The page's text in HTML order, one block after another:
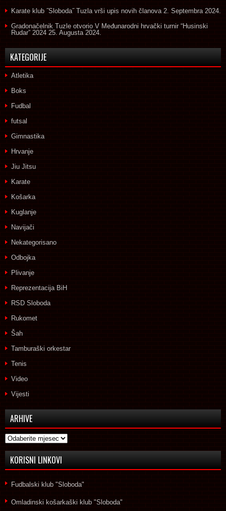
Karate klub ˝Sloboda˝ Tuzla vrši upis novih članova 2. Septembra 2024.
Gradonačelnik Tuzle otvorio V Međunarodni hrvački turnir “Husinski
Rudar” 2024 25. Augusta 2024.
KATEGORIJE
Atletika
Boks
Fudbal
futsal
Gimnastika
Hrvanje
Jiu Jitsu
Karate
Košarka
Kuglanje
Navijači
Nekategorisano
Odbojka
Plivanje
Reprezentacija BiH
RSD Sloboda
Rukomet
Šah
Tamburaški orkestar
Tenis
Video
Vijesti
ARHIVE
Arhive
KORISNI LINKOVI
Fudbalski klub "Sloboda"
Omladinski košarkaški klub "Sloboda"